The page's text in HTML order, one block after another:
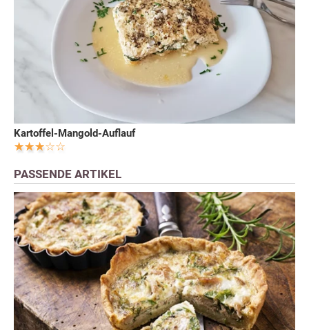
Kartoffel-Mangold-Auflauf
PASSENDE ARTIKEL